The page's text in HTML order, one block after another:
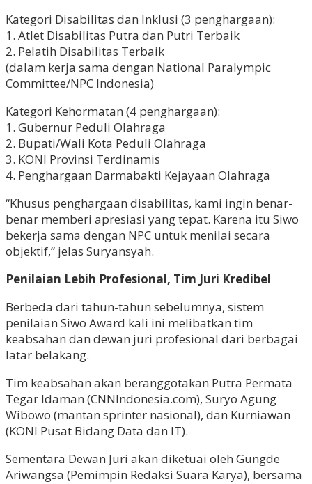
Kategori Disabilitas dan Inklusi (3 penghargaan):
1. Atlet Disabilitas Putra dan Putri Terbaik
2. Pelatih Disabilitas Terbaik
(dalam kerja sama dengan National Paralympic
Committee/NPC Indonesia)
Kategori Kehormatan (4 penghargaan):
1. Gubernur Peduli Olahraga
2. Bupati/Wali Kota Peduli Olahraga
3. KONI Provinsi Terdinamis
4. Penghargaan Darmabakti Kejayaan Olahraga
“Khusus penghargaan disabilitas, kami ingin benar-
benar memberi apresiasi yang tepat. Karena itu Siwo
bekerja sama dengan NPC untuk menilai secara
objektif,” jelas Suryansyah.
Penilaian Lebih Profesional, Tim Juri Kredibel
Berbeda dari tahun-tahun sebelumnya, sistem
penilaian Siwo Award kali ini melibatkan tim
keabsahan dan dewan juri profesional dari berbagai
latar belakang.
Tim keabsahan akan beranggotakan Putra Permata
Tegar Idaman (CNNIndonesia.com), Suryo Agung
Wibowo (mantan sprinter nasional), dan Kurniawan
(KONI Pusat Bidang Data dan IT).
Sementara Dewan Juri akan diketuai oleh Gungde
Ariwangsa (Pemimpin Redaksi Suara Karya), bersama